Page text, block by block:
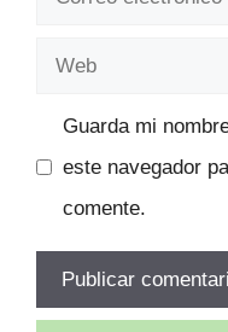
Web
Guarda mi
este navegador
comente.